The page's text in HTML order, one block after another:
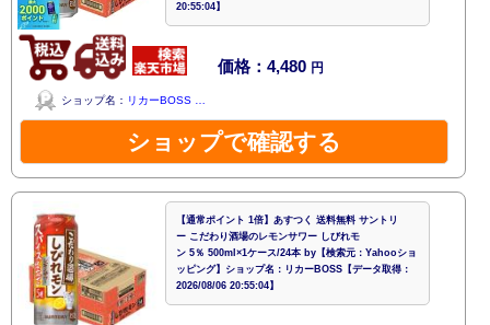
20:55:04】
価格：4,480 円
ショップ名： リカーBOSS …
ショップで確認する
【通常ポイント 1倍】あすつく 送料無料 サントリ
ー こだわり酒場のレモンサワー しびれモ
ン 5％ 500ml×1ケース/24本 by【検索元：Yahooショ
ッピング】ショップ名：リカーBOSS【データ取得：
2026/08/06 20:55:04】